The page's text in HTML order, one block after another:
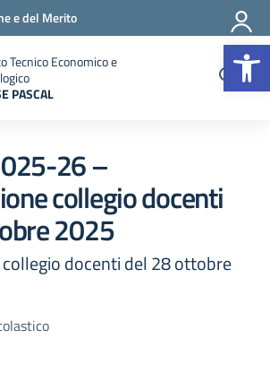
e del Merito
Tecnico Economico e
PASCAL
26 –
collegio docenti
2025
docenti del 28 ottobre